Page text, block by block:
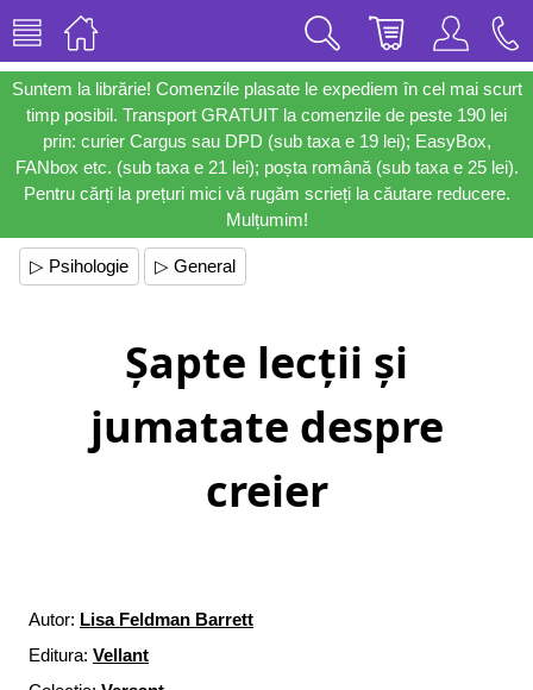
Suntem la librărie! Comenzile plasate le expediem în cel mai scurt
timp posibil. Transport GRATUIT la comenzile de peste 190 lei
prin: curier Cargus sau DPD (sub taxa e 19 lei); EasyBox,
FANbox etc. (sub taxa e 21 lei); poșta română (sub taxa e 25 lei).
Pentru cărți la prețuri mici vă rugăm scrieți la căutare reducere.
Mulțumim!
▷ Psihologie ▷ General
Șapte lecții și
jumatate despre
creier
Autor: Lisa Feldman Barrett
Editura: Vellant